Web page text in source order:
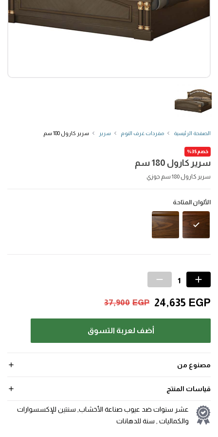
الصفحة الرئيسية مفردات غرف النوم سرير سرير كارول 180 سم
سرير كارول 180 سم
خصم35%
سرير كارول 180 سم جوزي
الألوان المتاحة
37,900 EGP 24,635 EGP
أضف لعربة التسوق
مصنوع من
قياسات المنتج
عشر سنوات ضد عيوب صناعة الأخشاب, سنتين للإكسسوارات
والكماليات , سنة للدهانات